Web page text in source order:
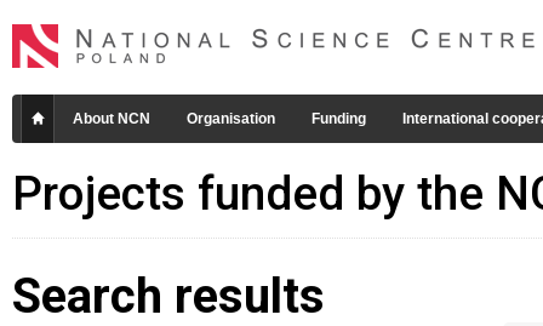
About NCN Organisation Funding International
Projects funded by the
Search results